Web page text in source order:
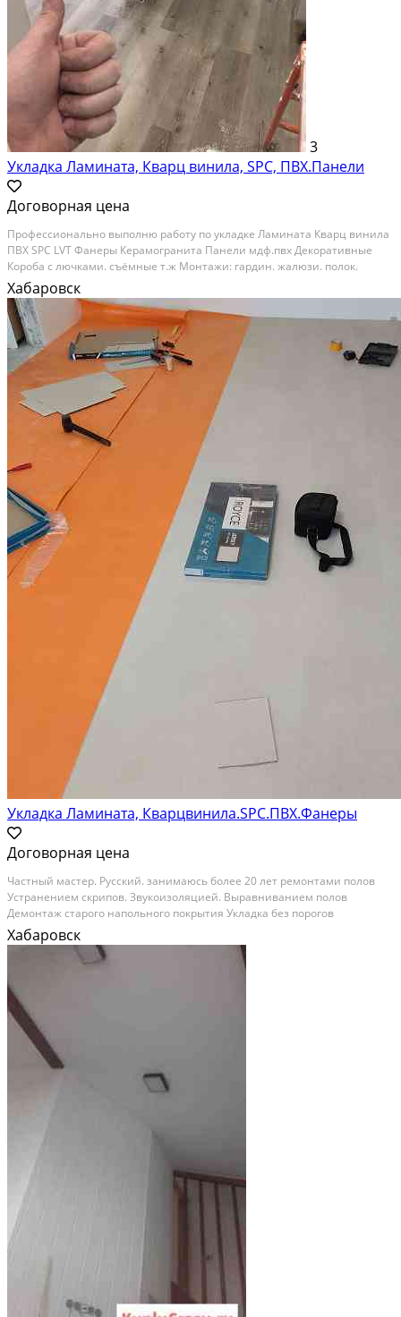
3
Укладка Ламината, Кварц винила, SPC, ПВХ.Панели
Договорная цена
Профессионально выполню работу по укладке Ламината Кварц винила
ПВХ SPC LVT Фанеры Керамогранита Панели мдф.пвх Декоративные
Короба с лючками. съёмные т.ж Монтажи: гардин. жалюзи. полок.
Вешалок. зеркал дверных ручек. Сушилок. Держателей. турников и т.д
телевизоров на стену Сантехники Ремонт...
Хабаровск
Укладка Ламината, Кварцвинила.SPC.ПВХ.Фанеры
Договорная цена
Частный мастер. Русский. занимаюсь более 20 лет ремонтами полов
Устранением скрипов. Звукоизоляцией. Выравниванием полов
Демонтаж старого напольного покрытия Укладка без порогов
(сплошным полотном) Укладкой: SPC. LVT ПВХ. Ламината. Кварц винила.
Керамогранит Пробкового покрытия Фанеры. осп....
Хабаровск